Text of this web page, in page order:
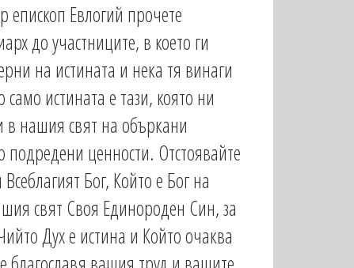
епископ Евлогий прочете
до участниците, в което ги
на истината и нека тя винаги
истината е тази, която ни
в нашия свят на объркани
ценности. Отстоявайте
Бог, Който е Бог на
свят Своя Единороден Син, за
Дух е истина и Който очаква